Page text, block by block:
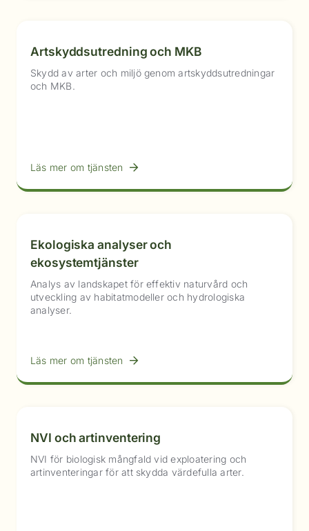
Artskyddsutredning och MKB
Skydd av arter och miljö genom artskyddsutredningar
och MKB.
Läs mer om tjänsten
Ekologiska analyser och
ekosystemtjänster
Analys av landskapet för effektiv naturvård och
utveckling av habitatmodeller och hydrologiska
analyser.
Läs mer om tjänsten
NVI och artinventering
NVI för biologisk mångfald vid exploatering och
artinventeringar för att skydda värdefulla arter.